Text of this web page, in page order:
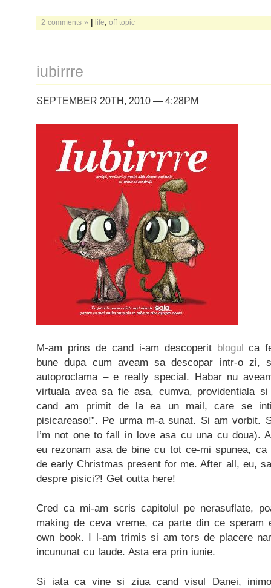
2 comments » | life off topic
iubirrre
SEPTEMBER 20TH, 2010 — 4:28PM
M-am prins de cand i-am descoperit blogul ca
bune dupa cum aveam sa descopar intr-o
autoproclama – e really special. Habar nu
virtuala avea sa fie asa, cumva, providentiala
cand am primit de la ea un mail, care se
pisicareaso!”. Pe urma m-a sunat. Si am vorbit.
I’m not one to fall in love asa cu una cu doua).
eu rezonam asa de bine cu tot ce-mi spunea,
de early Christmas present for me. After all, eu,
despre pisici?! Get outta here!
Cred ca mi-am scris capitolul pe nerasuflate,
making de ceva vreme, ca parte din ce speram
own book. I l-am trimis si am tors de placere
incununat cu laude. Asta era prin iunie.
Si iata ca vine si ziua cand visul Danei,